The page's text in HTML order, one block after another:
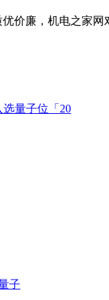
价廉，机电之家
量子位「20
子